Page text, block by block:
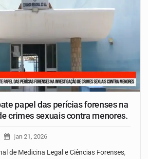
papel das perícias forenses na
crimes sexuais contra menores.
jan 21, 2026
de Medicina Legal e Ciências Forenses,